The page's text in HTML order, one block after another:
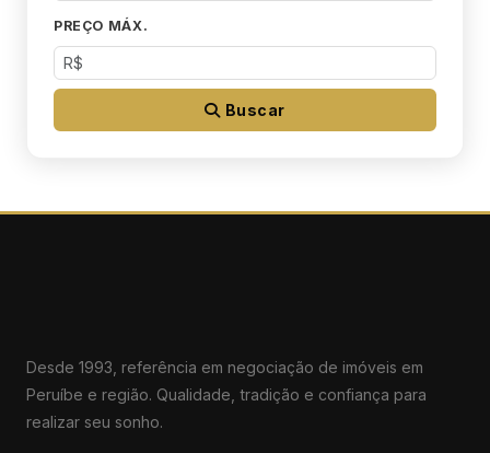
PREÇO MÁX.
Buscar
Desde 1993, referência em negociação de imóveis em
Peruíbe e região. Qualidade, tradição e confiança para
realizar seu sonho.